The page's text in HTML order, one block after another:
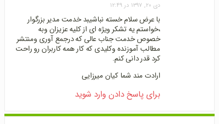
دی ۲۰, ۱۳۹۷ در ۱۲:۴۹
با عرض سلام خسته نباشیبد خدمت مدیر بزرگوار
،خواستم یه تشکر ویژه ای از کلیه عزیزان وبه
خصوص خدمت جناب عالی که درجمع آوری ومنتشر
مطالب آموزنده وکلیدی که کار همه کاربران رو راحت
کرد قدر دانی کنم.
ارادت مند شما کیان میرزایی
برای پاسخ دادن وارد شوید